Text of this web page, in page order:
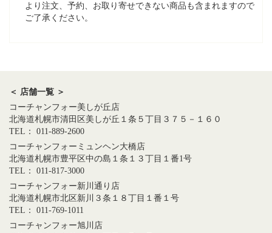
より注文、予約、お取り寄せできない商品も含まれますので
ご了承ください。
＜ 店舗一覧 ＞
コーチャンフォー美しが丘店
北海道札幌市清田区美しが丘１条５丁目３７５－１６０
TEL： 011-889-2600
コーチャンフォーミュンヘン大橋店
北海道札幌市豊平区中の島１条１３丁目１番1号
TEL： 011-817-3000
コーチャンフォー新川通り店
北海道札幌市北区新川３条１８丁目１番１号
TEL： 011-769-1011
コーチャンフォー旭川店